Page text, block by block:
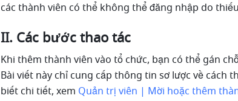
các thành viên có thể không thể đăng nhập do
II. Các bước thao tác
Khi thêm thành viên vào tổ chức, bạn có thể gán
Bài viết này chỉ cung cấp thông tin sơ lược về cách
biết chi tiết, xem Quản trị viên | Mời hoặc thêm